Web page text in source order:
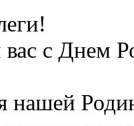
вас с Днем
нашей